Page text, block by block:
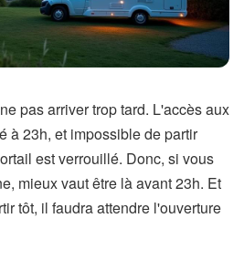
pas arriver trop tard. L'accès aux
à 23h, et impossible de partir
est verrouillé. Donc, si vous
mieux vaut être là avant 23h. Et
tôt, il faudra attendre l'ouverture